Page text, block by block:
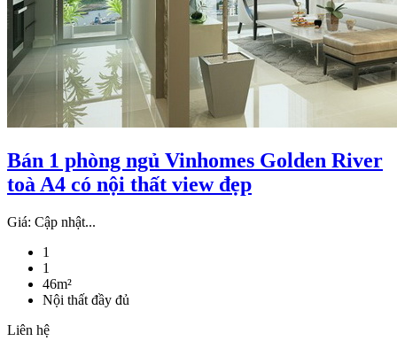
Bán 1 phòng ngủ Vinhomes Golden River
toà A4 có nội thất view đẹp
Giá: Cập nhật...
1
1
46m²
Nội thất đầy đủ
Liên hệ